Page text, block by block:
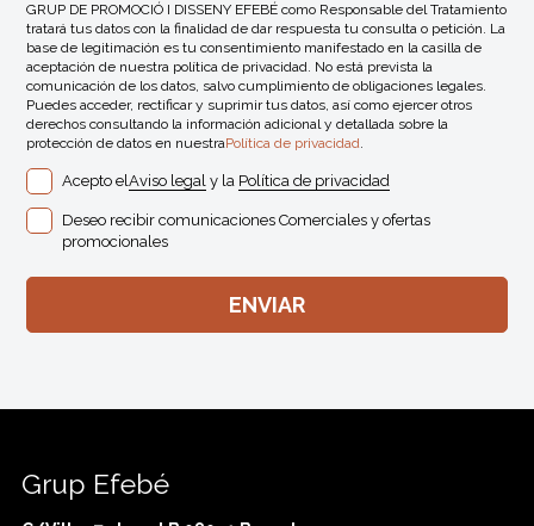
GRUP DE PROMOCIÓ I DISSENY EFEBÉ como Responsable del Tratamiento
tratará tus datos con la finalidad de dar respuesta tu consulta o petición. La
base de legitimación es tu consentimiento manifestado en la casilla de
aceptación de nuestra política de privacidad. No está prevista la
comunicación de los datos, salvo cumplimiento de obligaciones legales.
Puedes acceder, rectificar y suprimir tus datos, así como ejercer otros
derechos consultando la información adicional y detallada sobre la
protección de datos en nuestraPolítica de privacidad.
Acepto elAviso legal y la Política de privacidad
Deseo recibir comunicaciones Comerciales y ofertas
promocionales
Grup Efebé